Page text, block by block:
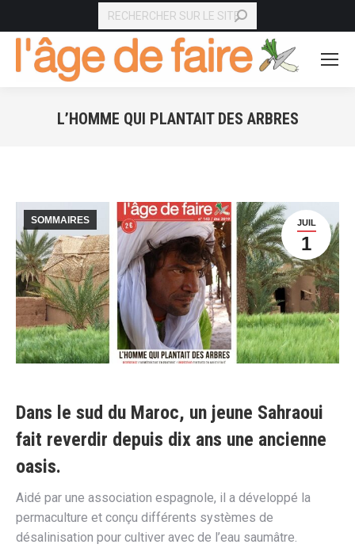
RECHERCHE
L’HOMME QUI PLANTAIT DES ARBRES
JUIL
1
SOMMAIRES
Dans le sud du Maroc, un jeune Sahraoui
fait reverdir depuis dix ans une ancienne
oasis.
Aidé par une association espagnole, il a développé la
permaculture et conçu différents systèmes de
désalinisation pour cultiver avec de l’eau saumâtre.